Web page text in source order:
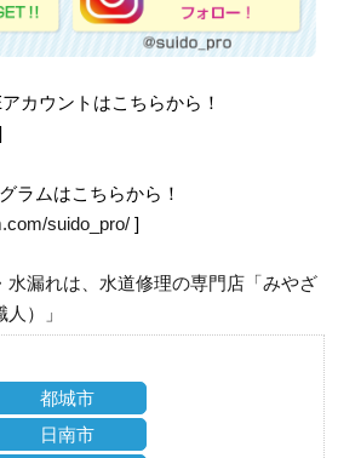
カウントはこちらから！
ラムはこちらから！
suido_pro/ ]
水漏れは、水道修理の専門店「みやざ
）」
都城市
日南市